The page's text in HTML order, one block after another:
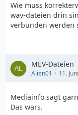
Wie muss
wav-dateien drin
verbunden werden
MEV-Dateien
Alien01 11.
Mediainfo sagt
Das wars.